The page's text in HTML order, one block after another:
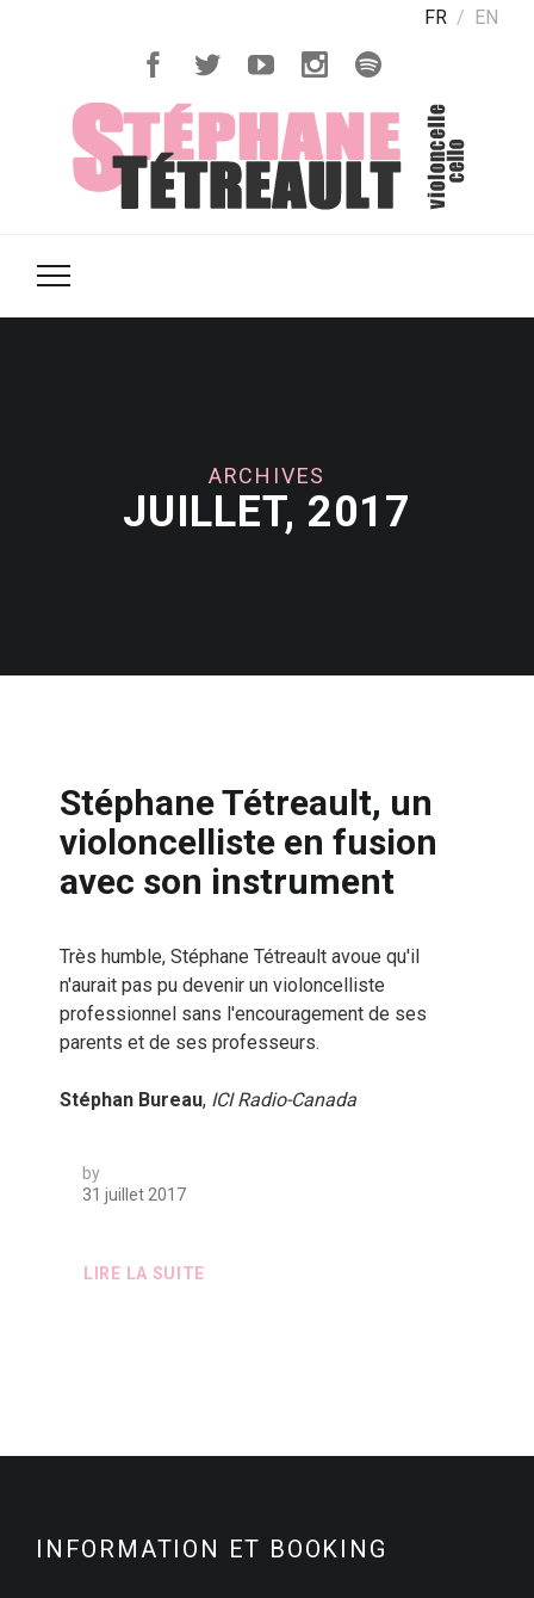
FR EN
ARCHIVES
JUILLET, 2017
Stéphane Tétreault, un
violoncelliste en fusion
avec son instrument
Très humble, Stéphane Tétreault avoue qu'il
n'aurait pas pu devenir un violoncelliste
professionnel sans l'encouragement de ses
parents et de ses professeurs.
Stéphan Bureau, ICI Radio-Canada
by
31 juillet 2017
LIRE LA SUITE
INFORMATION ET BOOKING